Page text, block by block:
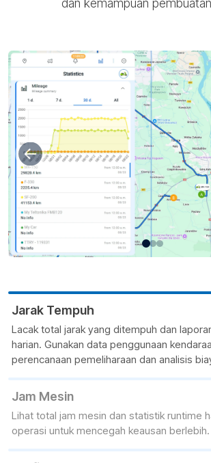
dan kemampuan
Jarak Tempuh
Lacak total jarak yang ditempuh dan
harian. Gunakan data penggunaan
perencanaan pemeliharaan dan analisis
Jam Mesin
Lihat total jam mesin dan statistik runtime
operasi untuk mencegah keausan berlebih.